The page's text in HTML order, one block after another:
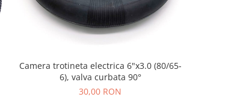
Camera trotineta electrica 6"x3.0 (80/65-
6), valva curbata 90°
30,00 RON